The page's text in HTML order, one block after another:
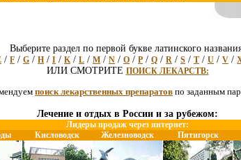
Выберите раздел по первой букве латинского
/ F / G / H / I / K/ L / M / N / O / P / Q / R / S / T / U / V /
ИЛИ СМОТРИТЕ ПОИСК ЛЕКАРСТВ:
поиск лекарственных препаратов по заданным
Лечение и отдых в России и за рубежом:
Лидеры продаж через интернет:
Кисловодск Железноводск Пятигорск